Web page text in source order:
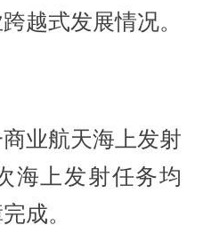
越式发展情况。
业航天海上发射
海上发射任务均
成。